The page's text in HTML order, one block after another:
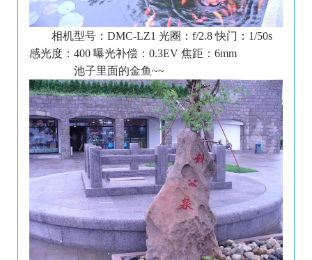
相机型号：DMC-LZ1 光圈：f/2.8 快门：1/50s
感光度：400 曝光补偿：0.3EV 焦距：6mm
池子里面的金鱼~~